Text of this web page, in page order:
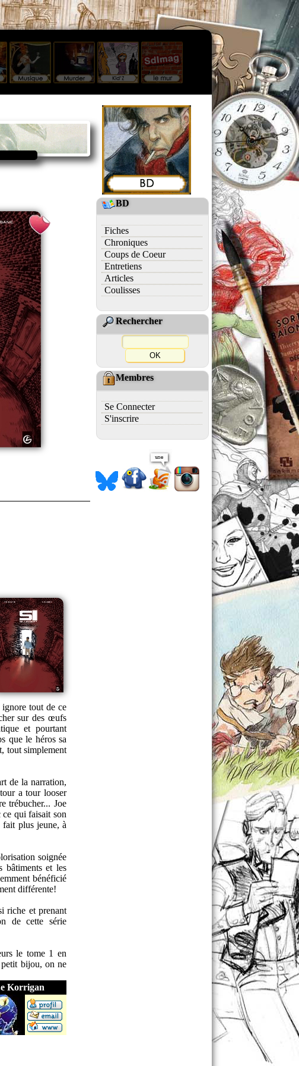
ignore tout de ce
sur des œufs
et pourtant
que le héros sa
tout simplement
de la narration,
a tour looser
trébucher... Joe
qui faisait son
fait plus jeune, à
soignée
bâtiments et les
bénéficié
différente!
riche et prenant
de cette série
le tome 1 en
petit bijou, on ne
Korrigan
BD
Fiches
Chroniques
Coups de Coeur
Entretiens
Articles
Coulisses
Rechercher
Membres
Se Connecter
S'inscrire